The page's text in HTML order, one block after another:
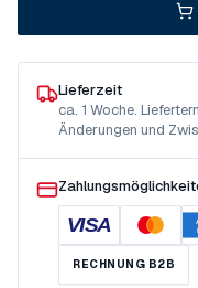
Lieferzeit
ca. 1 Woche.
Änderungen und
VISA
RECHNUNG B2B